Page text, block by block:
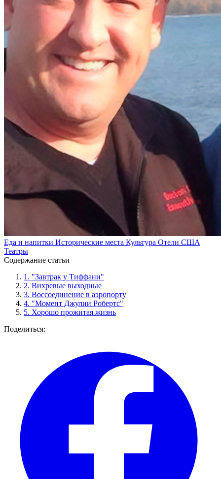
Еда и напитки Исторические места Культура Отели США
Театры
Содержание статьи
1. "Завтрак у Тиффани"
2. Вихревые выходные
3. Воссоединение в аэропорту
4. "Момент Джулии Робертс"
5. Хорошо прожитая жизнь
Поделиться: